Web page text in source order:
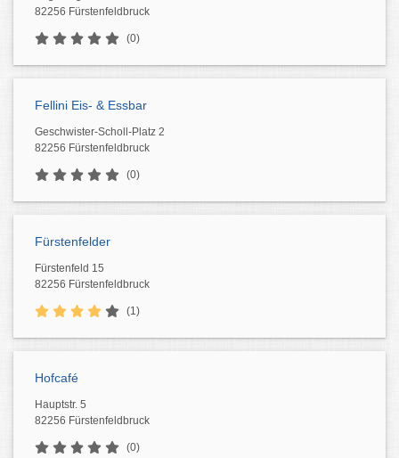
82256 Fürstenfeldbruck
(0)
Fellini Eis- & Essbar
Geschwister-Scholl-Platz 2
82256 Fürstenfeldbruck
(0)
Fürstenfelder
Fürstenfeld 15
82256 Fürstenfeldbruck
(1)
Hofcafé
Hauptstr. 5
82256 Fürstenfeldbruck
(0)